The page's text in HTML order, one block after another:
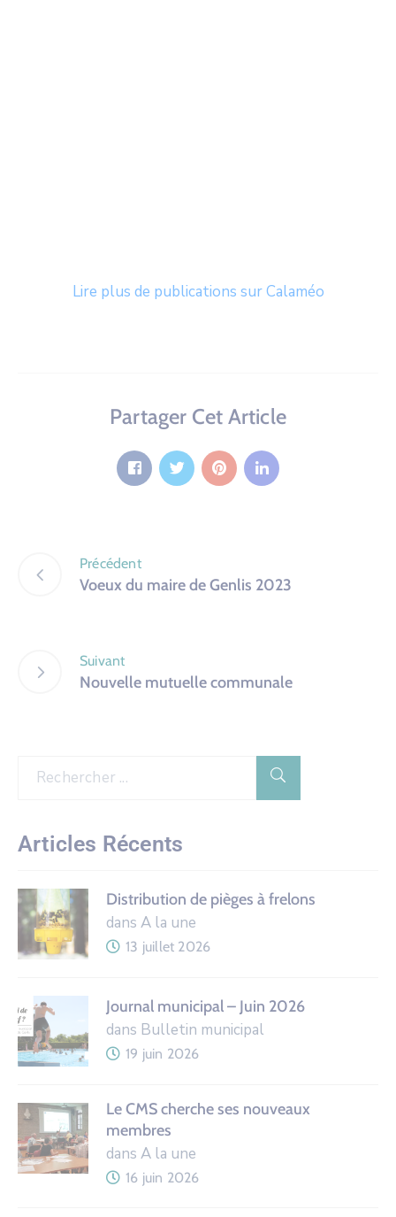
Lire plus de publications sur Calaméo
Partager Cet Article
Précédent
Voeux du maire de Genlis 2023
Suivant
Nouvelle mutuelle communale
Articles Récents
Distribution de pièges à frelons
dans A la une
13 juillet 2026
Journal municipal – Juin 2026
dans Bulletin municipal
19 juin 2026
Le CMS cherche ses nouveaux
membres
dans A la une
16 juin 2026